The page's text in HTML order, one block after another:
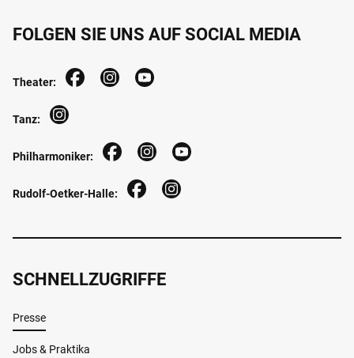
SCHNELLZUGRIFFE
Presse
Jobs & Praktika
FOLGEN SIE UNS AUF SOCIAL MEDIA
Theater:
Tanz:
Philharmoniker:
Rudolf-Oetker-Halle: